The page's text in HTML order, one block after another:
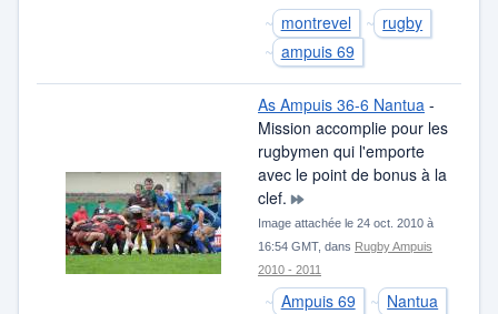
montrevel
rugby
ampuis 69
As Ampuis 36-6 Nantua -
Mission accomplie pour les
rugbymen qui l'emporte
avec le point de bonus à la
clef.
Image attachée le 24 oct. 2010 à
16:54 GMT, dans Rugby Ampuis
2010 - 2011
Ampuis 69
Nantua